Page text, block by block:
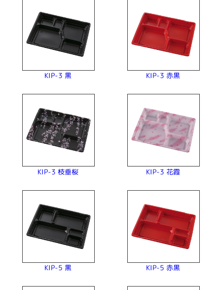
KIP-3 黒 KIP-3 赤黒
KIP-3 枝垂桜 KIP-3 花霞
KIP-5 黒 KIP-5 赤黒